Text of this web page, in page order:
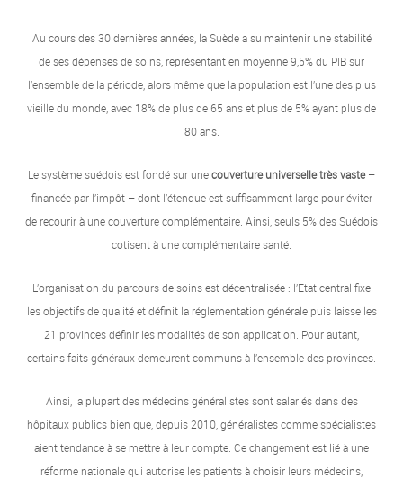
Au cours des 30 dernières années, la Suède a su maintenir une stabilité
de ses dépenses de soins, représentant en moyenne 9,5% du PIB sur
l’ensemble de la période, alors même que la population est l’une des plus
vieille du monde, avec 18% de plus de 65 ans et plus de 5% ayant plus de
80 ans.
Le système suédois est fondé sur unecouverture universelle très vaste–
financée par l’impôt – dont l’étendue est suffisamment large pour éviter
de recourir à une couverture complémentaire. Ainsi, seuls 5% des Suédois
cotisent à une complémentaire santé.
L’organisation du parcours de soins est décentralisée : l’Etat central fixe
les objectifs de qualité et définit la réglementation générale puis laisse les
21 provinces définir les modalités de son application. Pour autant,
certains faits généraux demeurent communs à l’ensemble des provinces.
Ainsi, la plupart des médecins généralistes sont salariés dans des
hôpitaux publics bien que, depuis 2010, généralistes comme spécialistes
aient tendance à se mettre à leur compte. Ce changement est lié à une
réforme nationale qui autorise les patients à choisir leurs médecins,